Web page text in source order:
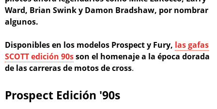
Ward, Brian Swink y Damon Bradshaw, por nombrar
algunos.
Disponibles en los modelos Prospect y Fury, las gafas
SCOTT edición 90sson el homenaje a la época dorada
de las carreras de motos de cross.
Prospect Edición '90s